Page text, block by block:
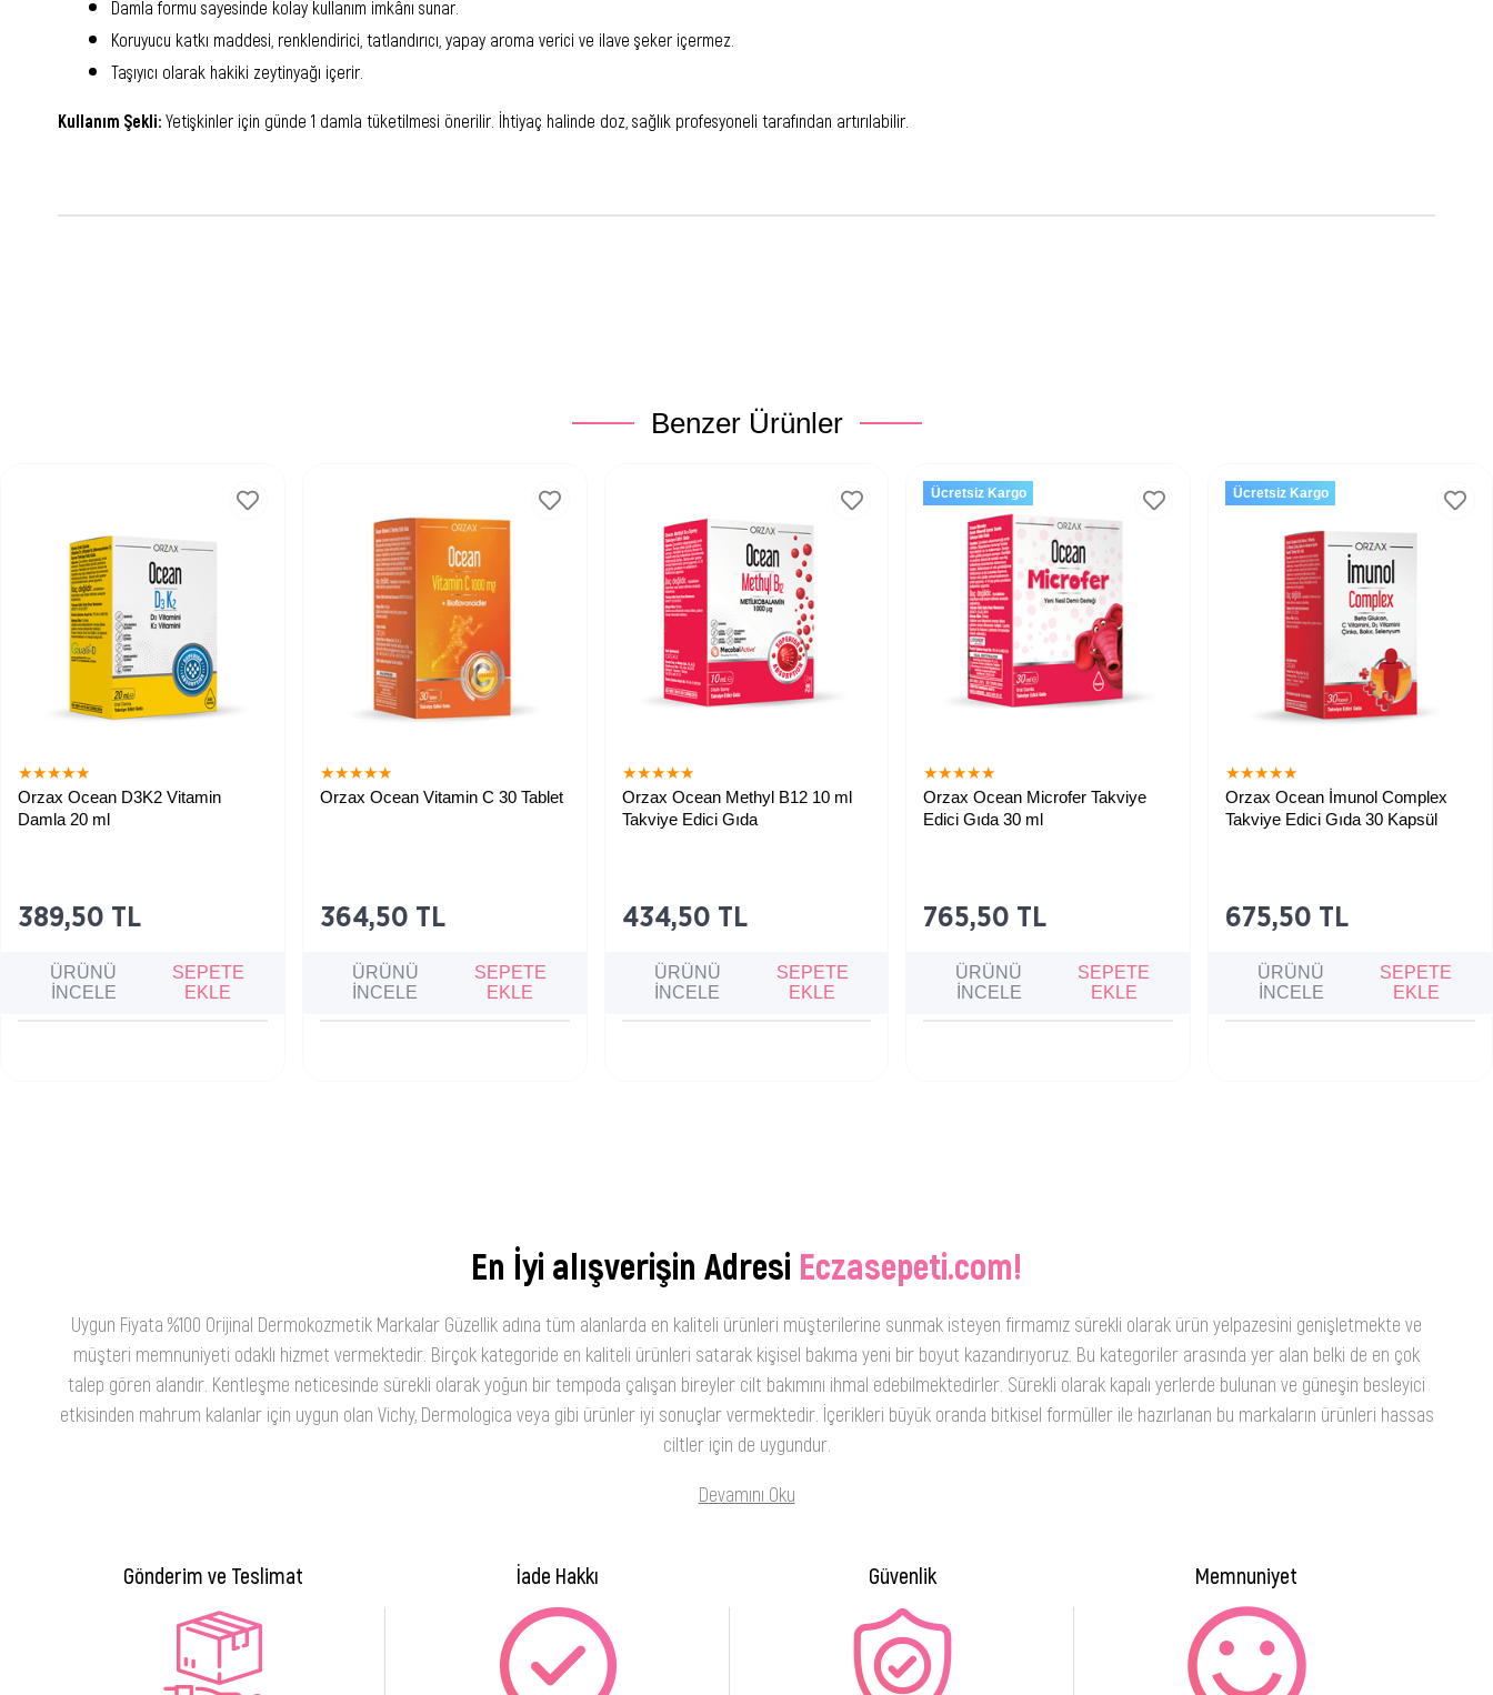
Damla formu sayesinde kolay kullanım imkânı sunar.
Koruyucu katkı maddesi, renklendirici, tatlandırıcı, yapay aroma verici ve ilave şeker içermez.
Taşıyıcı olarak hakiki zeytinyağı içerir.
Kullanım Şekli: Yetişkinler için günde 1 damla tüketilmesi önerilir. İhtiyaç halinde doz, sağlık profesyoneli tarafından artırılabilir.
Benzer Ürünler
★★★★★
Orzax Ocean D3K2 Vitamin
Damla 20 ml
389,50 TL
ÜRÜNÜ
İNCELE
SEPETE
EKLE
★★★★★
Orzax Ocean Vitamin C 30 Tablet
364,50 TL
ÜRÜNÜ
İNCELE
SEPETE
EKLE
★★★★★
Orzax Ocean Methyl B12 10 ml
Takviye Edici Gıda
434,50 TL
ÜRÜNÜ
İNCELE
SEPETE
EKLE
★★★★★
Orzax Ocean Microfer Takviye
Edici Gıda 30 ml
765,50 TL
Ücretsiz Kargo
ÜRÜNÜ
İNCELE
SEPETE
EKLE
★★★★★
Orzax Ocean İmunol Complex
Takviye Edici Gıda 30 Kapsül
675,50 TL
Ücretsiz Kargo
ÜRÜNÜ
İNCELE
SEPETE
EKLE
En İyi alışverişin Adresi Eczasepeti.com!
Uygun Fiyata %100 Orijinal Dermokozmetik Markalar Güzellik adına tüm alanlarda en kaliteli ürünleri müşterilerine sunmak isteyen firmamız sürekli olarak ürün yelpazesini genişletmekte ve
müşteri memnuniyeti odaklı hizmet vermektedir. Birçok kategoride en kaliteli ürünleri satarak kişisel bakıma yeni bir boyut kazandırıyoruz. Bu kategoriler arasında yer alan belki de en çok
talep gören alandır. Kentleşme neticesinde sürekli olarak yoğun bir tempoda çalışan bireyler cilt bakımını ihmal edebilmektedirler. Sürekli olarak kapalı yerlerde bulunan ve güneşin besleyici
etkisinden mahrum kalanlar için uygun olan Vichy, Dermologica veya gibi ürünler iyi sonuçlar vermektedir. İçerikleri büyük oranda bitkisel formüller ile hazırlanan bu markaların ürünleri hassas
ciltler için de uygundur.
Devamını Oku
Gönderim ve Teslimat İade Hakkı Güvenlik Memnuniyet